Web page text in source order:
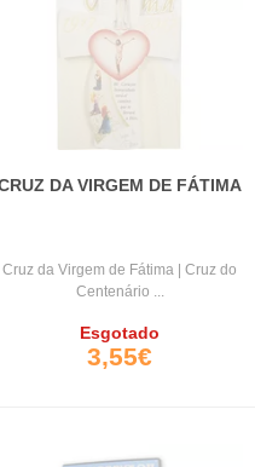
DA VIRGEM DE FÁTIMA
Cruz da Virgem de Fátima | Cruz do
Centenário ...
Esgotado
3,55€